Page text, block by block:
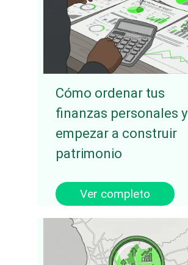
Cómo ordenar tus
finanzas personales y
empezar a construir
patrimonio
Ver completo